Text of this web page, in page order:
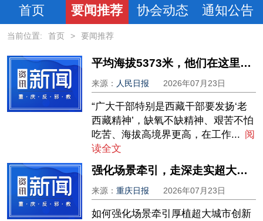
首页 要闻推荐 协会动态 通知公告
当前位置: 首页 > 要闻推荐
平均海拔5373米，他们在这里发扬“老西藏精神”
来源： 人民日报 2026年07月23日
“广大干部特别是西藏干部要发扬‘老
西藏精神’，缺氧不缺精神、艰苦不怕
吃苦、海拔高境界更高，在工作... 阅
读全文
强化场景牵引，走深走实超大城市创新路
来源：重庆日报 2026年07月23日
如何强化场景牵引厚植超大城市创新